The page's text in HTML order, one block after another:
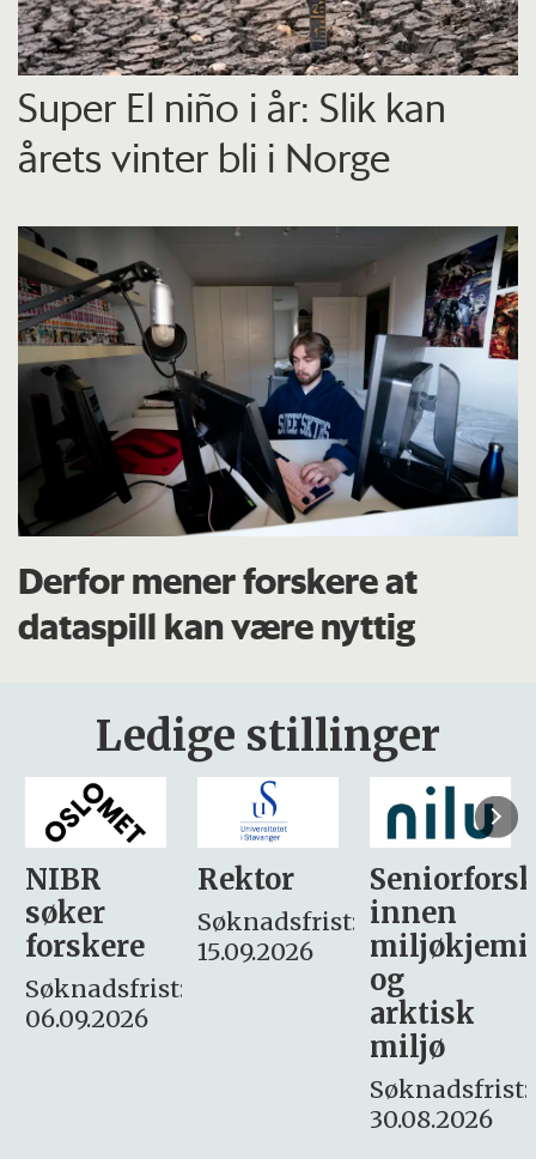
Super El niño i år: Slik kan
årets vinter bli i Norge
Derfor mener forskere at
dataspill kan være nyttig
Ledige stillinger
Rektor
Søknadsfrist:
15.09.2026
Seniorforsker
innen
miljøkjemi
søker
– fast
Søknadsfrist:
16. august.